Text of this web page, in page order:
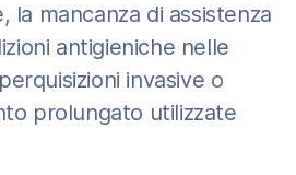
la mancanza di assistenza
antigieniche nelle
invasive o
prolungato utilizzate